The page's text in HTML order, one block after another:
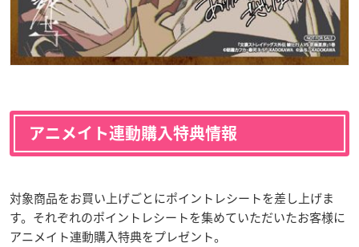
アニメイト連動購入特典情報
対象商品をお買い上げごとにポイントレシートを差し上げま
す。それぞれのポイントレシートを集めていただいたお客様に
アニメイト連動購入特典をプレゼント。